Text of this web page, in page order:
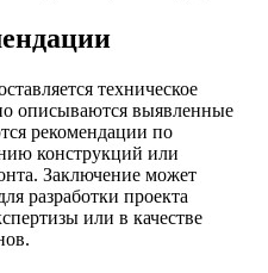
техническое
описываются выявленные
рекомендации по
конструкций или
Заключение может
разработки проекта
или в качестве